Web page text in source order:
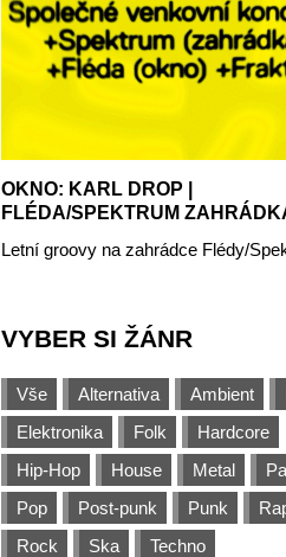
OKNO: KARL DROP |
FLÉDA/SPEKTRUM
Letní groovy na zahrádce Flédy/
VYBER SI ŽÁNR
Vše Alternativa Ambient
Elektronika
Folk
Hardcore
Hip-Hop
House Metal
Pop
Post-punk Punk
Rock
Ska Techno